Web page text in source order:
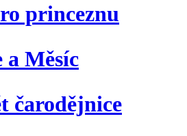
princeznu
a Měsíc
čarodějnice